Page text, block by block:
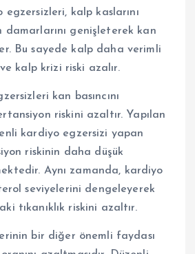
kalp kaslarını
damarlarını genişleterek kan
Bu sayede kalp daha verimli
kalp krizi riski azalır.
kan basıncını
riskini azaltır. Yapılan
kardiyo egzersizi yapan
riskinin daha düşük
Aynı zamanda, kardiyo
seviyelerini dengeleyerek
tıkanıklık riskini azaltır.
bir diğer önemli faydası